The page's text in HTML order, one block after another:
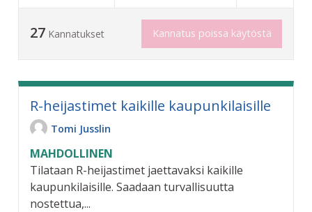
27 Kannatukset Kannatus poissa käytöstä
R-heijastimet kaikille kaupunkilaisille
Tomi Jusslin
MAHDOLLINEN
Tilataan R-heijastimet jaettavaksi kaikille
kaupunkilaisille. Saadaan turvallisuutta
nostettua,...